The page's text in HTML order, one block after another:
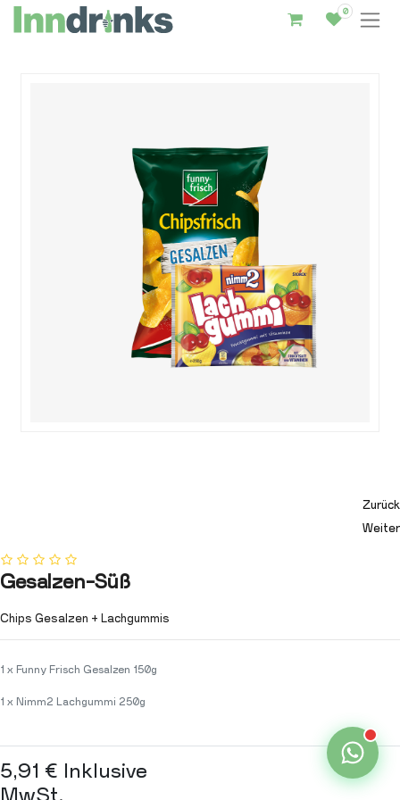
0
Zurück
Weiter
Gesalzen-Süß
Chips Gesalzen + Lachgummis
1 x Funny Frisch Gesalzen 150g
1 x Nimm2 Lachgummi 250g
5,91 €
Inklusive
MwSt.